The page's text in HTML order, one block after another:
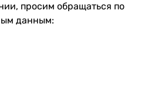
просим обращаться по
данным: